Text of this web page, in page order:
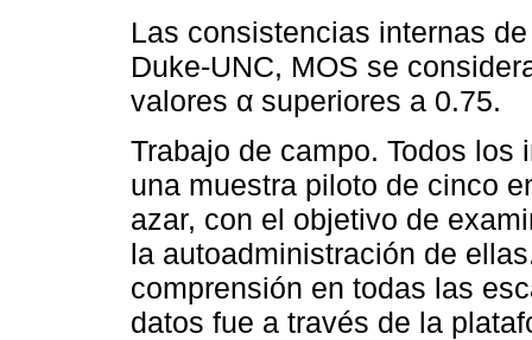
Las consistencias internas
Duke-UNC, MOS se
valores α superiores a 0.75.
Trabajo de campo. Todos los
una muestra piloto de cinco
azar, con el objetivo de
la autoadministración de
comprensión en todas las
datos fue a través de la